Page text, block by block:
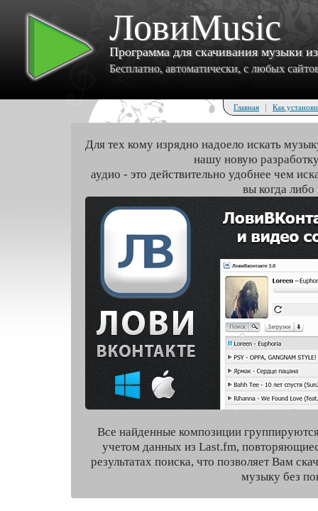
ЛовиMusic
Программа для скачивания музыки
Бесплатно, автоматически, с любых
Главная | Как
Для тех кому изрядно надоело искать
нашу новую
аудио - это действительно удобнее чем
вы когда либо
Все найденные композиции
учетом данных из Last.fm,
результатах поиска, что позволяет Вам
музыку без